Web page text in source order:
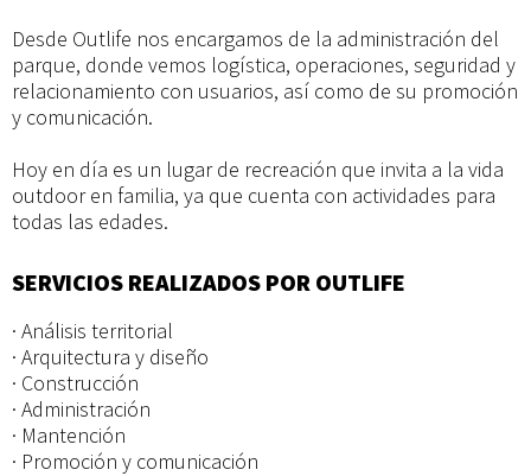
Desde Outlife nos encargamos de la administración del
parque, donde vemos logística, operaciones, seguridad y
relacionamiento con usuarios, así como de su promoción
y comunicación.
Hoy en día es un lugar de recreación que invita a la vida
outdoor en familia, ya que cuenta con actividades para
todas las edades.
SERVICIOS REALIZADOS POR OUTLIFE
· Análisis territorial
· Arquitectura y diseño
· Construcción
· Administración
· Mantención
· Promoción y comunicación